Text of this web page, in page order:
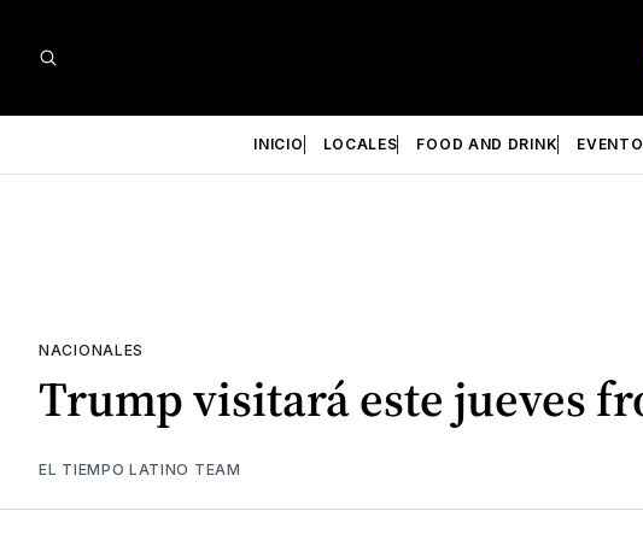
INICIO LOCALES FOOD AND DRINK
NACIONALES
Trump visitará este jueves
EL TIEMPO LATINO TEAM